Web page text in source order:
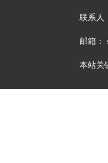
联系人
邮箱：
本站关